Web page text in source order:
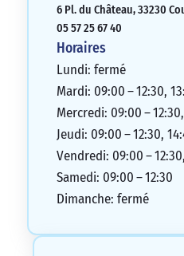
6 Pl. du Château, 33230
05 57 25 67 40
Horaires
Lundi: fermé
Mardi: 09:00 – 12:30,
Mercredi: 09:00 –
Jeudi: 09:00 – 12:30,
Vendredi: 09:00 –
Samedi: 09:00 – 12:30
Dimanche: fermé